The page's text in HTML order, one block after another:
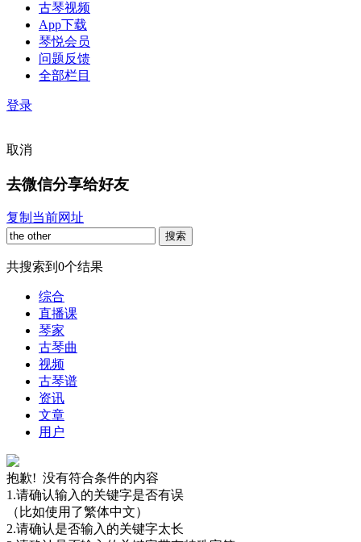
古琴视频
App下载
琴悦会员
问题反馈
全部栏目
登录
取消
去微信分享给好友
复制当前网址
搜索
共搜索到 0个结果
综合
直播课
琴家
古琴曲
视频
古琴谱
资讯
文章
用户
抱歉! 没有符合条件的内容
1.请确认输入的关键字是否有误
（比如使用了繁体中文）
2.请确认是否输入的关键字太长